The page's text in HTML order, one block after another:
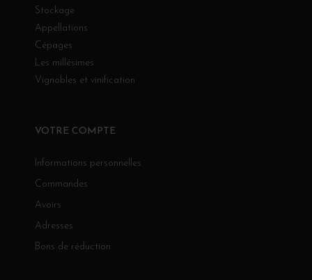
Stockage
Appellations
Cépages
Les millésimes
Vignobles et vinification
VOTRE COMPTE
Informations personnelles
Commandes
Avoirs
Adresses
Bons de réduction